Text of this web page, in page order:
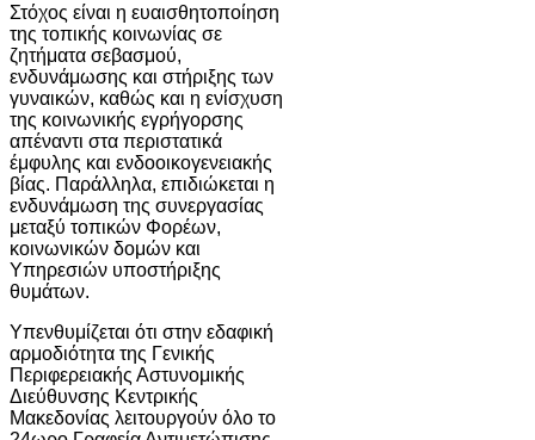
Στόχος είναι η ευαισθητοποίηση
της τοπικής κοινωνίας σε
ζητήματα σεβασμού,
ενδυνάμωσης και στήριξης των
γυναικών, καθώς και η ενίσχυση
της κοινωνικής εγρήγορσης
απέναντι στα περιστατικά
έμφυλης και ενδοοικογενειακής
βίας. Παράλληλα, επιδιώκεται η
ενδυνάμωση της συνεργασίας
μεταξύ τοπικών Φορέων,
κοινωνικών δομών και
Υπηρεσιών υποστήριξης
θυμάτων.
Υπενθυμίζεται ότι στην εδαφική
αρμοδιότητα της Γενικής
Περιφερειακής Αστυνομικής
Διεύθυνσης Κεντρικής
Μακεδονίας λειτουργούν όλο το